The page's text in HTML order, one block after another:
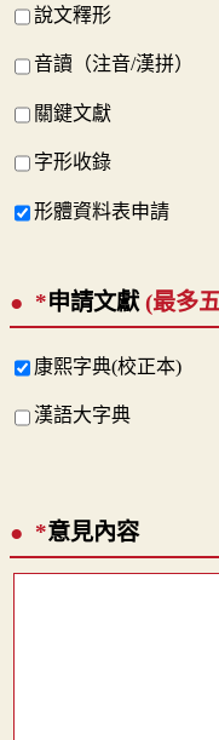
說文釋形
音讀（注音/漢拼）
關鍵文獻
字形收錄
形體資料表申請
*申請文獻(最多
康熙字典(校正本)
漢語大字典
*意見內容